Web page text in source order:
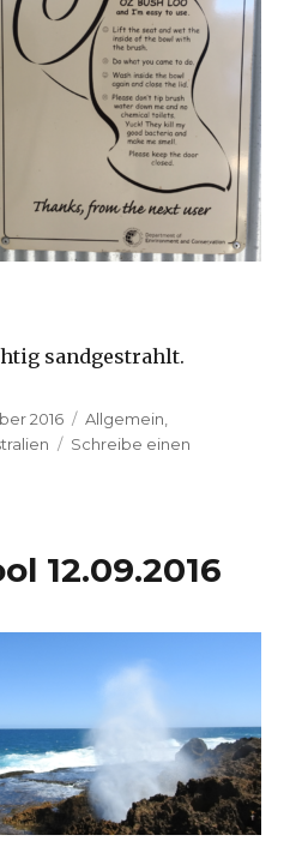
sandgestrahlt.
2016 Kategorien
Allgemein
Schreibe einen
12.09.2016